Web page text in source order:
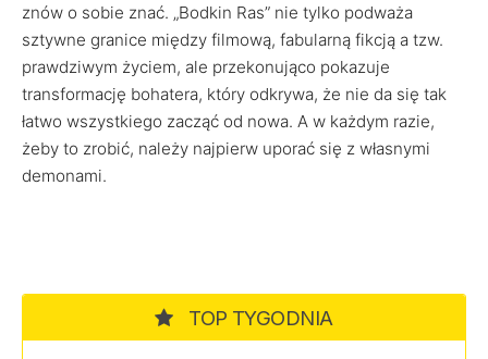
znów o sobie znać. „Bodkin Ras” nie tylko podważa
sztywne granice między filmową, fabularną fikcją a tzw.
prawdziwym życiem, ale przekonująco pokazuje
transformację bohatera, który odkrywa, że nie da się tak
łatwo wszystkiego zacząć od nowa. A w każdym razie,
żeby to zrobić, należy najpierw uporać się z własnymi
demonami.
TOP TYGODNIA